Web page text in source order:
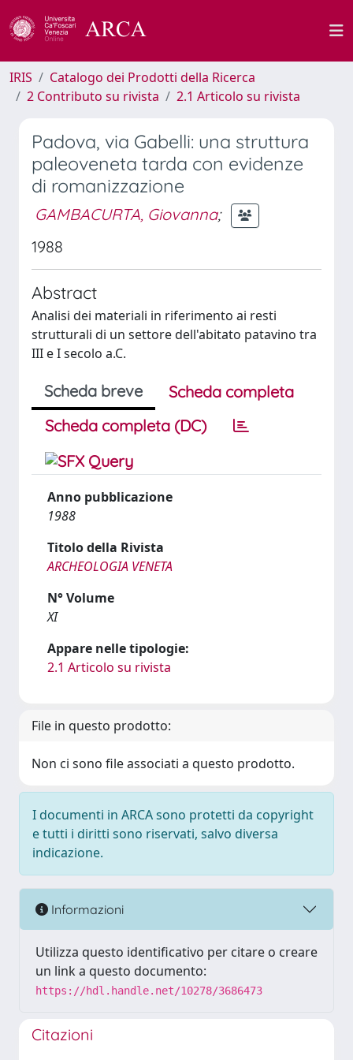
IRIS
Catalogo dei Prodotti della Ricerca
2 Contributo su rivista
2.1 Articolo su rivista
Padova, via Gabelli: una struttura
paleoveneta tarda con evidenze
di romanizzazione
GAMBACURTA, Giovanna;
1988
Abstract
Analisi dei materiali in riferimento ai resti
strutturali di un settore dell'abitato patavino tra
III e I secolo a.C.
Scheda breve
Scheda completa
Scheda completa (DC)
Anno pubblicazione
1988
Titolo della Rivista
ARCHEOLOGIA VENETA
N° Volume
XI
Appare nelle tipologie:
2.1 Articolo su rivista
File in questo prodotto:
Non ci sono file associati a questo prodotto.
I documenti in ARCA sono protetti da copyright
e tutti i diritti sono riservati, salvo diversa
indicazione.
Informazioni
Utilizza questo identificativo per citare o creare
un link a questo documento:
https://hdl.handle.net/10278/3686473
Citazioni